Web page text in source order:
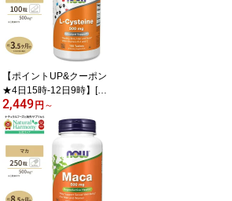
ト 栄養補助食品 海外 ア
メリカ
【ポイントUP&クーポン
★4日15時-12日9時】[キ
レイな素肌を目指す方に
♪]ナウフーズ Lシステイ
ン サプリメント 500mg
100粒 NOW Foods L-Cy
steine 紫外線 美容 アミ
ノ酸 約30〜100日分 単
品 セット ハイシステイ
2,449 円 ～